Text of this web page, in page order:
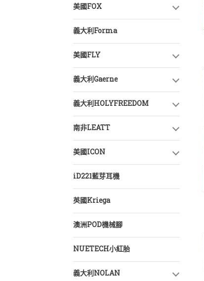
美國FOX
義大利Forma
美國FLY
義大利Gaerne
義大利HOLYFREEDOM
南非LEATT
美國ICON
iD221藍芽耳機
英國Kriega
澳洲POD機械腳
NUETECH小紅胎
義大利NOLAN